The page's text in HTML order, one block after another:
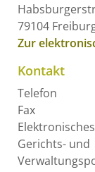
79104
Zur
Kontakt
Telefon
Fax
Elektronisches
Gerichts- und